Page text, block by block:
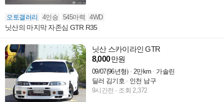
오토갤러리 4인승 545마력 4WD
닛산의 마지막 자존심 GTR R35
닛산 스카이라인 GTR
8,000만원
09/07(96년형) 2만km
가솔린
딜러 김기호
인천 남구
9시간전
조회 2,372